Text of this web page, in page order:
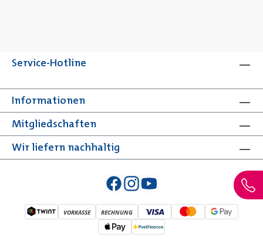
Service-Hotline
Mitgliedschaften
Informationen
Wir liefern nachhaltig
VORKASSE RECHNUNG